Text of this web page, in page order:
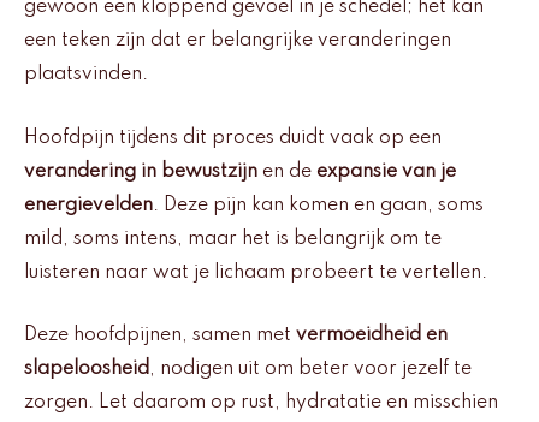
gewoon een kloppend gevoel in je schedel; het kan
een teken zijn dat er belangrijke veranderingen
plaatsvinden.
Hoofdpijn tijdens dit proces duidt vaak op een
verandering in bewustzijn en de expansie van je
energievelden. Deze pijn kan komen en gaan, soms
mild, soms intens, maar het is belangrijk om te
luisteren naar wat je lichaam probeert te vertellen.
Deze hoofdpijnen, samen met vermoeidheid en
slapeloosheid , nodigen uit om beter voor jezelf te
zorgen. Let daarom op rust, hydratatie en misschien